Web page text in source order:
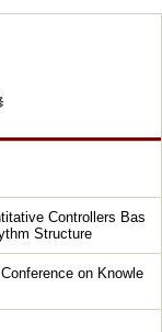
Controllers Bas
Structure
on Knowle